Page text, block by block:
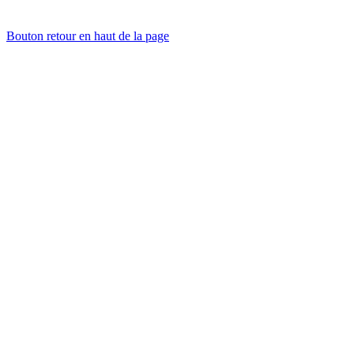
Bouton retour en haut de la page